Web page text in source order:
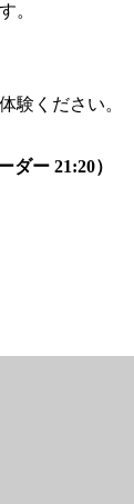
。
験ください。
ダー 21:20）